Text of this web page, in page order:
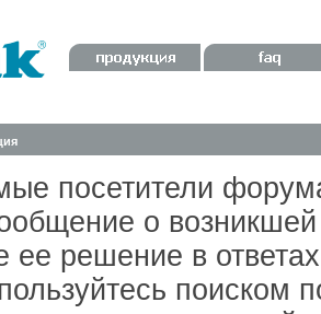
посетители
о
ее решение в
поиском